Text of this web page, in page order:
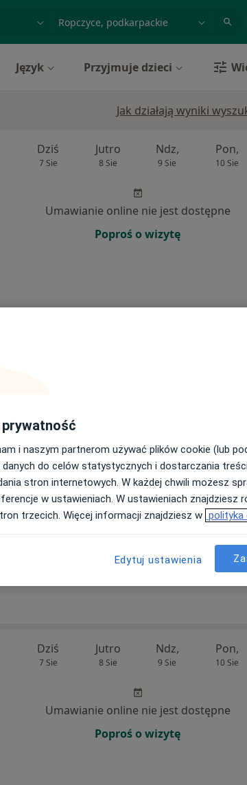
Język Przyjmuje dzieci
Jak działają wyniki
Dziś
7 Sie
Jutro
8 Sie
Ndz,
9 Sie
Pon,
10 Sie
Umawianie online nie jest dostępne
Poproś o wizytę
Umawianie online nie jest dostępne
Poproś o wizytę
Dziś
7 Sie
Jutro
8 Sie
Ndz,
9 Sie
Pon,
10 Sie
Umawianie online nie jest dostępne
Poproś o wizytę
i naszym partnerom używać plików cookie (lub
danych do celów statystycznych i dostarczania
stron internetowych. W każdej chwili możesz
w ustawieniach. W ustawieniach znajdziesz
trzecich. Więcej informacji znajdziesz w polityka
Edytuj ustawienia